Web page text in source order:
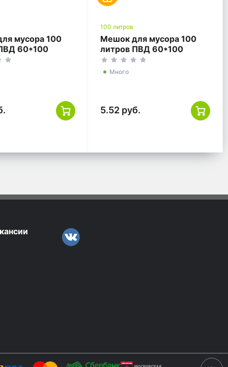
мусора 100
60*100
100 литров
Мешок для мусора 100
литров ПВД 60*100
зеленый ГОСТ
Много
5.52 руб.